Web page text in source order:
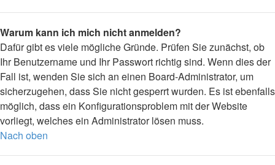
Warum kann ich mich nicht anmelden?
Dafür gibt es viele mögliche Gründe. Prüfen Sie zunächst, ob
Ihr Benutzername und Ihr Passwort richtig sind. Wenn dies der
Fall ist, wenden Sie sich an einen Board-Administrator, um
sicherzugehen, dass Sie nicht gesperrt wurden. Es ist ebenfalls
möglich, dass ein Konfigurationsproblem mit der Website
vorliegt, welches ein Administrator lösen muss.
Nach oben